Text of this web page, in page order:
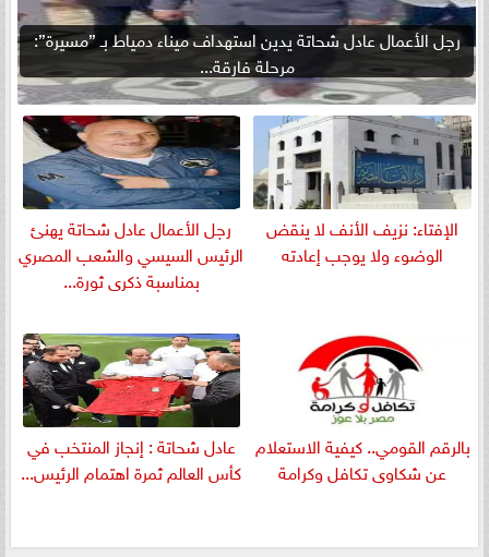
رجل الأعمال عادل شحاتة يدين استهداف ميناء دمياط بـ ”مسيرة”:
مرحلة فارقة...
الإفتاء: نزيف الأنف لا ينقض
الوضوء ولا يوجب إعادته
رجل الأعمال عادل شحاتة يهنئ
الرئيس السيسي والشعب المصري
بمناسبة ذكرى ثورة...
بالرقم القومي.. كيفية الاستعلام
عن شكاوى تكافل وكرامة
عادل شحاتة : إنجاز المنتخب في
كأس العالم ثمرة اهتمام الرئيس...